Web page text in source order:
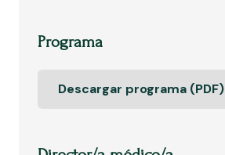
Programa
Descargar programa (PDF)